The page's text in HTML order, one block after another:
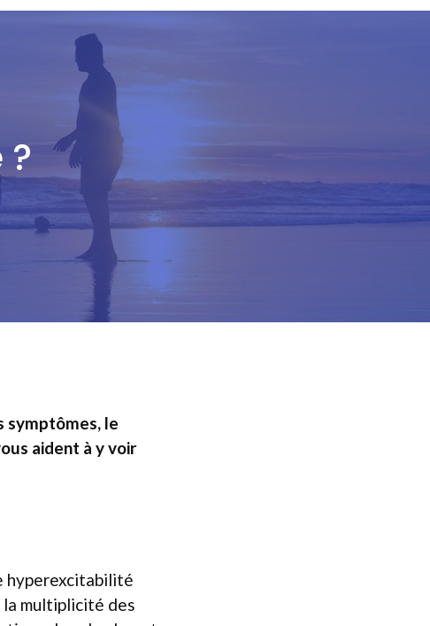
symptômes, le
aident à y voir
hyperexcitabilité
la multiplicité des